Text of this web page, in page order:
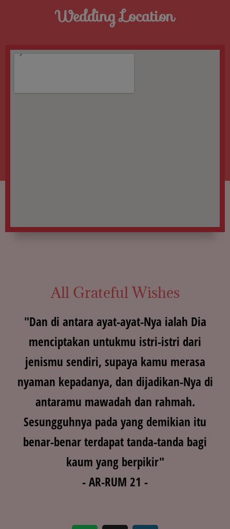
Wedding Location
All Grateful Wishes
"Dan di antara ayat-ayat-Nya ialah Dia
menciptakan untukmu istri-istri dari
jenismu sendiri, supaya kamu merasa
nyaman kepadanya, dan dijadikan-Nya di
antaramu mawadah dan rahmah.
Sesungguhnya pada yang demikian itu
benar-benar terdapat tanda-tanda bagi
kaum yang berpikir"
- AR-RUM 21 -